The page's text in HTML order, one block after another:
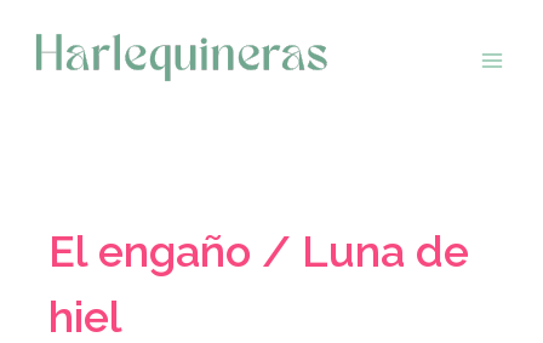
contenido
El engaño / Luna de
hiel